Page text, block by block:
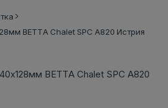
BETTA Chalet SPC A820 Истрия